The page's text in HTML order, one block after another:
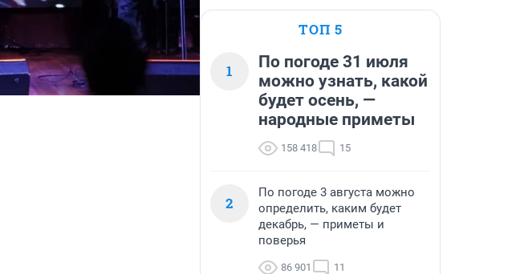
ТОП 5
1
По погоде 31 июля
можно узнать, какой
будет осень, —
народные приметы
158 418 15
2
По погоде 3 августа можно
определить, каким будет
декабрь, — приметы и
поверья
86 901 11